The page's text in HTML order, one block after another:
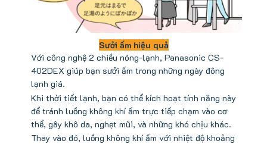
Sưởi ấm hiệu quả
Với công nghệ 2 chiều nóng-lạnh, Panasonic CS-
402DEX giúp bạn sưởi ấm trong những ngày đông
lạnh giá.
Khi thời tiết lạnh, bạn có thể kích hoạt tính năng này
để tránh luồng không khí ấm trực tiếp chạm vào cơ
thể, gây khô da, nghẹt mũi, và những khó chịu khác.
Thay vào đó, luồng không khí ấm với nhiệt độ khoảng